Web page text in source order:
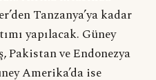
Tanzanya’ya kadar
yapılacak. Güney
Pakistan ve Endonezya
Amerika’da ise